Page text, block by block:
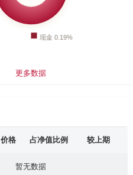
更多数据
价格 占净值比例 较上期
暂无数据